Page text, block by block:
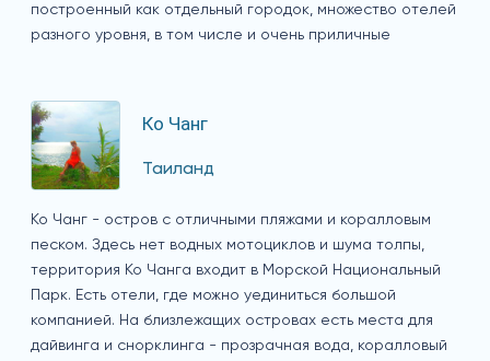
построенный как отдельный городок, множество отелей
разного уровня, в том числе и очень приличные
Ко Чанг
Таиланд
Ко Чанг - остров с отличными пляжами и коралловым
песком. Здесь нет водных мотоциклов и шума толпы,
территория Ко Чанга входит в Морской Национальный
Парк. Есть отели, где можно уединиться большой
компанией. На близлежащих островах есть места для
дайвинга и снорклинга - прозрачная вода, коралловый